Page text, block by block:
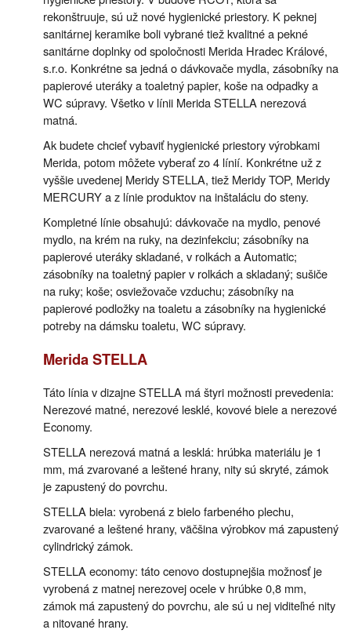
rekonštruuje, sú už nové hygienické priestory. K peknej
sanitárnej keramike boli vybrané tiež kvalitné a pekné
sanitárne doplnky od spoločnosti Merida Hradec Králové,
s.r.o. Konkrétne sa jedná o dávkovače mydla, zásobníky na
papierové uteráky a toaletný papier, koše na odpadky a
WC súpravy. Všetko v línii Merida STELLA nerezová
matná.
Ak budete chcieť vybaviť hygienické priestory výrobkami
Merida, potom môžete vyberať zo 4 línií. Konkrétne už z
vyššie uvedenej Meridy STELLA, tiež Meridy TOP, Meridy
MERCURY a z línie produktov na inštaláciu do steny.
Kompletné línie obsahujú: dávkovače na mydlo, penové
mydlo, na krém na ruky, na dezinfekciu; zásobníky na
papierové uteráky skladané, v rolkách a Automatic;
zásobníky na toaletný papier v rolkách a skladaný; sušiče
na ruky; koše; osviežovače vzduchu; zásobníky na
papierové podložky na toaletu a zásobníky na hygienické
potreby na dámsku toaletu, WC súpravy.
Merida STELLA
Táto línia v dizajne STELLA má štyri možnosti prevedenia:
Nerezové matné, nerezové lesklé, kovové biele a nerezové
Economy.
STELLA nerezová matná a lesklá: hrúbka materiálu je 1
mm, má zvarované a leštené hrany, nity sú skryté, zámok
je zapustený do povrchu.
STELLA biela: vyrobená z bielo farbeného plechu,
zvarované a leštené hrany, väčšina výrobkov má zapustený
cylindrický zámok.
STELLA economy: táto cenovo dostupnejšia možnosť je
vyrobená z matnej nerezovej ocele v hrúbke 0,8 mm,
zámok má zapustený do povrchu, ale sú u nej viditeľné nity
a nitované hrany.